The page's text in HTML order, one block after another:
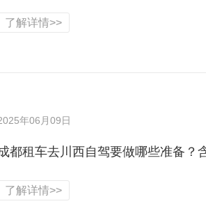
了解详情>>
年06月09日
都租车去川西自驾要做哪些准备？
了解详情>>